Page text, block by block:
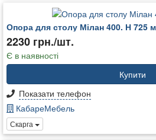
Опора для столу Мілан 400. Н 725
2230 грн./шт.
Є в наявності
Купити
Показати телефон
КабареМебель
Скарга